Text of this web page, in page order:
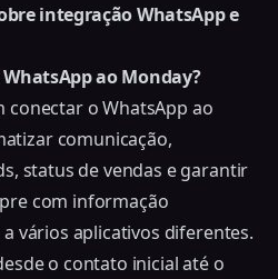
integração WhatsApp e
ao Monday?
conectar o WhatsApp ao
comunicação,
status de vendas e garantir
com informação
vários aplicativos diferentes.
o contato inicial até o